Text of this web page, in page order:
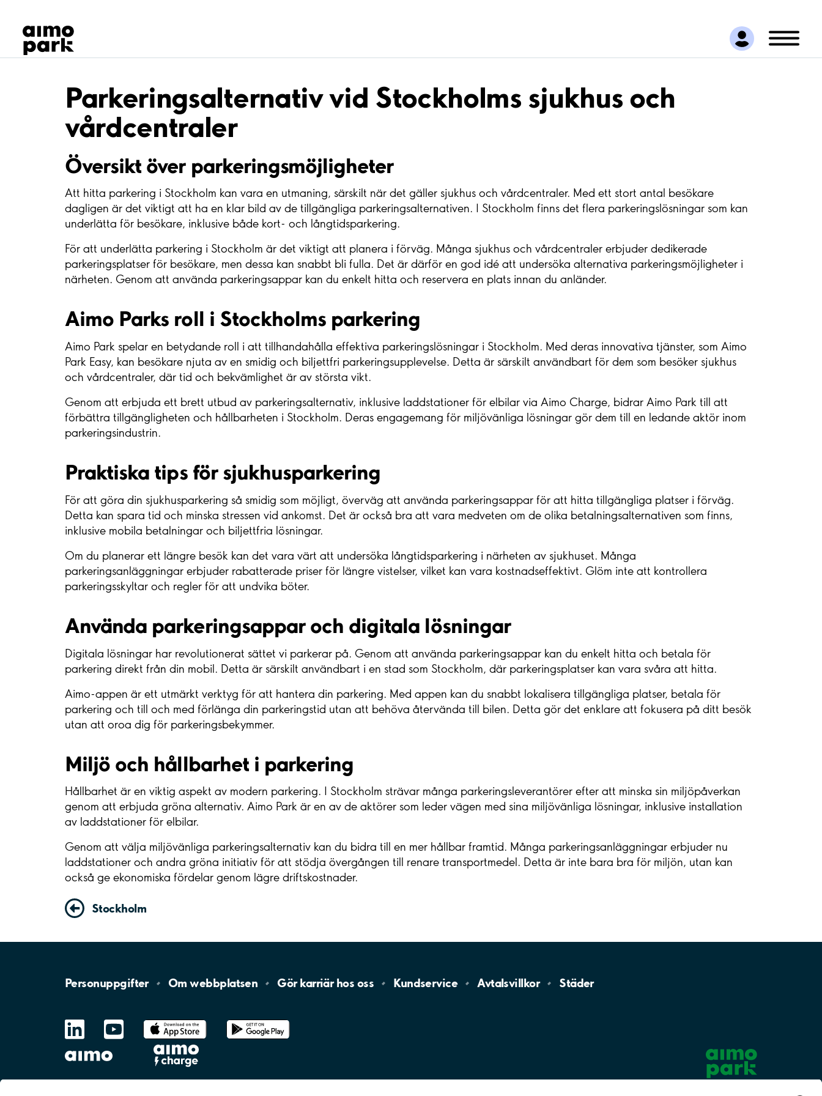
Hitta parkering
Samarbete
Kundservice
Om Aimo ParkParkeringsalternativ vid Stockholms sjukhus och
vårdcentraler
Översikt över parkeringsmöjligheter
Att hitta parkering i Stockholm kan vara en utmaning, särskilt när det gäller sjukhus och vårdcentraler. Med ett stort antal besökare
dagligen är det viktigt att ha en klar bild av de tillgängliga parkeringsalternativen. I Stockholm finns det flera parkeringslösningar som kan
underlätta för besökare, inklusive både kort- och långtidsparkering.
För att underlätta parkering i Stockholm är det viktigt att planera i förväg. Många sjukhus och vårdcentraler erbjuder dedikerade
parkeringsplatser för besökare, men dessa kan snabbt bli fulla. Det är därför en god idé att undersöka alternativa parkeringsmöjligheter i
närheten. Genom att använda parkeringsappar kan du enkelt hitta och reservera en plats innan du anländer.
Aimo Parks roll i Stockholms parkering
Aimo Park spelar en betydande roll i att tillhandahålla effektiva parkeringslösningar i Stockholm. Med deras innovativa tjänster, som Aimo
Park Easy, kan besökare njuta av en smidig och biljettfri parkeringsupplevelse. Detta är särskilt användbart för dem som besöker sjukhus
och vårdcentraler, där tid och bekvämlighet är av största vikt.
Genom att erbjuda ett brett utbud av parkeringsalternativ, inklusive laddstationer för elbilar via Aimo Charge, bidrar Aimo Park till att
förbättra tillgängligheten och hållbarheten i Stockholm. Deras engagemang för miljövänliga lösningar gör dem till en ledande aktör inom
parkeringsindustrin.
Praktiska tips för sjukhusparkering
För att göra din sjukhusparkering så smidig som möjligt, överväg att använda parkeringsappar för att hitta tillgängliga platser i förväg.
Detta kan spara tid och minska stressen vid ankomst. Det är också bra att vara medveten om de olika betalningsalternativen som finns,
inklusive mobila betalningar och biljettfria lösningar.
Om du planerar ett längre besök kan det vara värt att undersöka långtidsparkering i närheten av sjukhuset. Många
parkeringsanläggningar erbjuder rabatterade priser för längre vistelser, vilket kan vara kostnadseffektivt. Glöm inte att kontrollera
parkeringsskyltar och regler för att undvika böter.
Använda parkeringsappar och digitala lösningar
Digitala lösningar har revolutionerat sättet vi parkerar på. Genom att använda parkeringsappar kan du enkelt hitta och betala för
parkering direkt från din mobil. Detta är särskilt användbart i en stad som Stockholm, där parkeringsplatser kan vara svåra att hitta.
Aimo-appen är ett utmärkt verktyg för att hantera din parkering. Med appen kan du snabbt lokalisera tillgängliga platser, betala för
parkering och till och med förlänga din parkeringstid utan att behöva återvända till bilen. Detta gör det enklare att fokusera på ditt besök
utan att oroa dig för parkeringsbekymmer.
Miljö och hållbarhet i parkering
Hållbarhet är en viktig aspekt av modern parkering. I Stockholm strävar många parkeringsleverantörer efter att minska sin miljöpåverkan
genom att erbjuda gröna alternativ. Aimo Park är en av de aktörer som leder vägen med sina miljövänliga lösningar, inklusive installation
av laddstationer för elbilar.
Genom att välja miljövänliga parkeringsalternativ kan du bidra till en mer hållbar framtid. Många parkeringsanläggningar erbjuder nu
laddstationer och andra gröna initiativ för att stödja övergången till renare transportmedel. Detta är inte bara bra för miljön, utan kan
också ge ekonomiska fördelar genom lägre driftskostnader.
Stockholm
Personuppgifter Omwebbplatsen Gör karriär hos oss Kundservice Avtalsvillkor Städer